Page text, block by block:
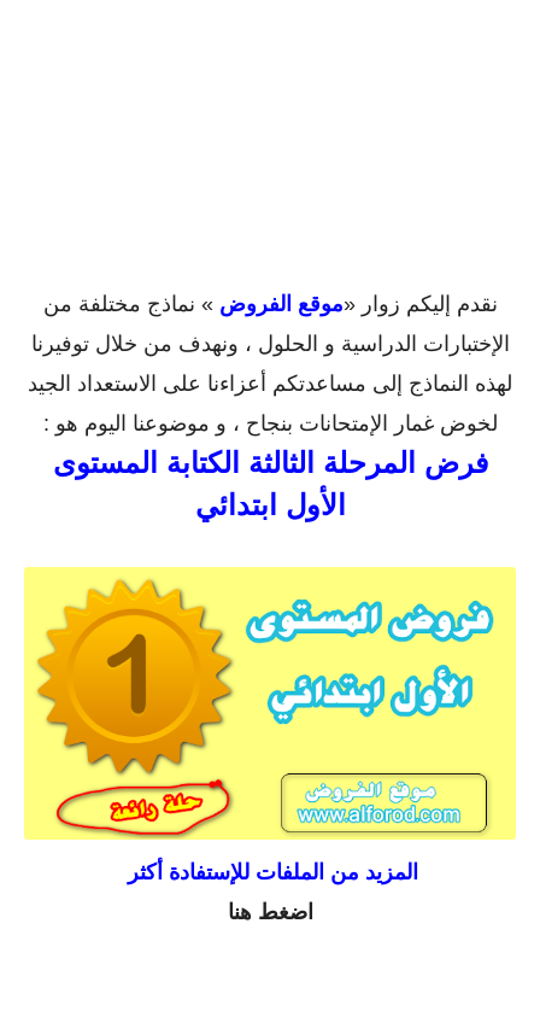
نقدم إليكم زوار «موقع الفروض » نماذج مختلفة من
الإختبارات الدراسية و الحلول ، ونهدف من خلال توفيرنا
لهذه النماذج إلى مساعدتكم أعزاءنا على الاستعداد الجيد
لخوض غمار الإمتحانات بنجاح ، و موضوعنا اليوم هو :
فرض المرحلة الثالثة الكتابة المستوى
الأول ابتدائي
المزيد من الملفات للإستفادة أكثر
اضغط هنا